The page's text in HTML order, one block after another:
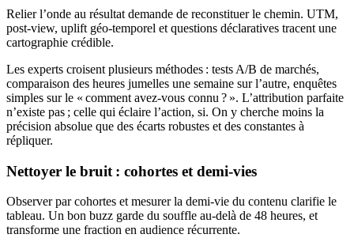
Relier l’onde au résultat demande de reconstituer le chemin. UTM,
post-view, uplift géo-temporel et questions déclaratives tracent une
cartographie crédible.
Les experts croisent plusieurs méthodes : tests A/B de marchés,
comparaison des heures jumelles une semaine sur l’autre, enquêtes
simples sur le « comment avez-vous connu ? ». L’attribution parfaite
n’existe pas ; celle qui éclaire l’action, si. On y cherche moins la
précision absolue que des écarts robustes et des constantes à
répliquer.
Nettoyer le bruit : cohortes et demi-vies
Observer par cohortes et mesurer la demi-vie du contenu clarifie le
tableau. Un bon buzz garde du souffle au-delà de 48 heures, et
transforme une fraction en audience récurrente.